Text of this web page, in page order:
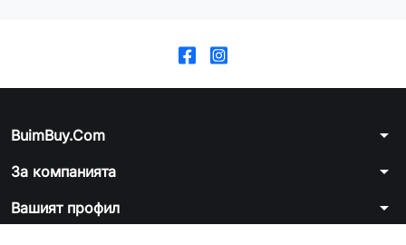
BuimBuy.Com arrow_drop_down
За компанията arrow_drop_down
Вашият профил arrow_drop_down